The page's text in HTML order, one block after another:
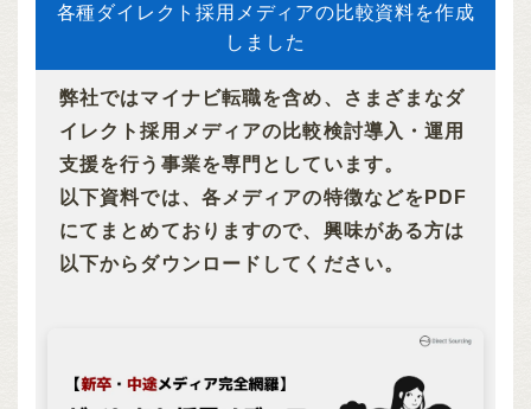
各種ダイレクト採用メディアの比較資料を作成
しました
弊社ではマイナビ転職を含め、さまざまなダ
イレクト採用メディアの比較検討導入・運用
支援を行う事業を専門としています。
以下資料では、各メディアの特徴などをPDF
にてまとめておりますので、興味がある方は
以下からダウンロードしてください。